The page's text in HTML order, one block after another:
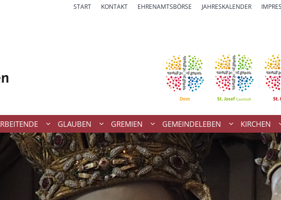
START KONTAKT EHRENAMTSBÖRSE JAHRESKALENDER
GLAUBEN GREMIEN GEMEINDELEBEN KIRCHEN